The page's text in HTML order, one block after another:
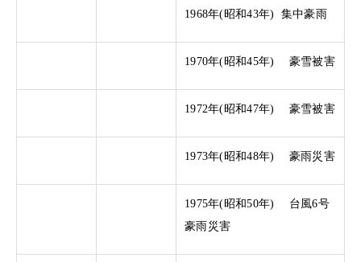
1968年(昭和43年) 集中豪雨
1970年(昭和45年) 豪雪被害
1972年(昭和47年) 豪雪被害
1973年(昭和48年) 豪雨災害
1975年(昭和50年) 台風6号
豪雨災害